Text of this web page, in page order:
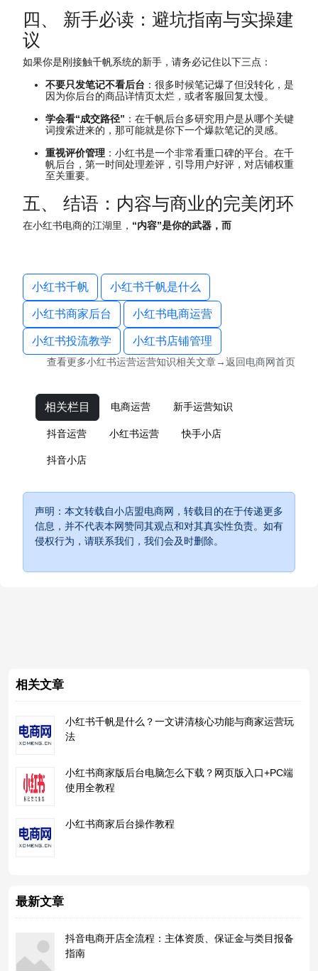
四、 新手必读：避坑指南与实操建
议
如果你是刚接触千帆系统的新手，请务必记住以下三点：
不要只发笔记不看后台 ：很多时候笔记爆了但没转化，是
因为你后台的商品详情页太烂，或者客服回复太慢。
学会看“成交路径” ：在千帆后台多研究用户是从哪个关键
词搜索进来的，那可能就是你下一个爆款笔记的灵感。
重视评价管理 ：小红书是一个非常看重口碑的平台。在千
帆后台，第一时间处理差评，引导用户好评，对店铺权重
至关重要。
五、 结语：内容与商业的完美闭环
在小红书电商的江湖里， “内容”是你的武器，而
小红书千帆 小红书千帆是什么
小红书商家后台 小红书电商运营
小红书投流教学 小红书店铺管理
查看更多小红书运营运营知识相关文章→返回电商网首页
相关栏目 电商运营 新手运营知识
抖音运营 小红书运营 快手小店
抖音小店
声明：本文转载自小店盟电商网，转载目的在于传递更多
信息，并不代表本网赞同其观点和对其真实性负责。如有
侵权行为，请联系我们，我们会及时删除。
相关文章
小红书千帆是什么？一文讲清核心功能与商家运营玩
法
小红书商家版后台电脑怎么下载？网页版入口+PC端
使用全教程
​小红书商家后台操作教程
最新文章
抖音电商开店全流程：主体资质、保证金与类目报备
指南